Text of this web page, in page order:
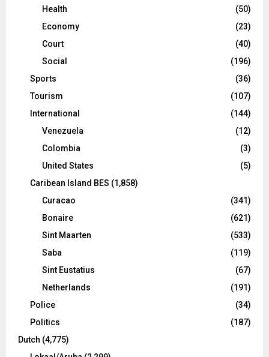
Health
(50)
Economy
(23)
Court
(40)
Social
(196)
Sports
(36)
Tourism
(107)
International
(144)
Venezuela
(12)
Colombia
(3)
United States
(5)
Caribean Island BES (1,858)
Curacao
(341)
Bonaire
(621)
Sint Maarten
(533)
Saba
(119)
Sint Eustatius
(67)
Netherlands
(191)
Police
(34)
Politics
(187)
Dutch (4,775)